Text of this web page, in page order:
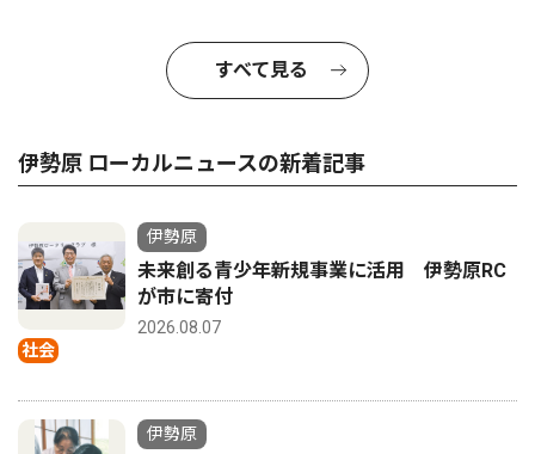
すべて見る
伊勢原 ローカルニュースの新着記事
社会
伊勢原
未来創る青少年新規事業に活用 伊勢原RC
が市に寄付
2026.08.07
伊勢原